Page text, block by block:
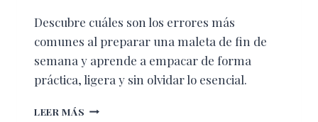
Descubre cuáles son los errores más
comunes al preparar una maleta de fin de
semana y aprende a empacar de forma
práctica, ligera y sin olvidar lo esencial.
LEER MÁS LOS